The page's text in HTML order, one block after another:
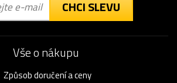
CHCI SLEVU
Vše o nákupu
Způsob doručení a ceny